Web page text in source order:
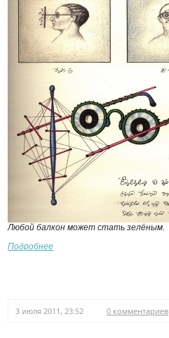
Любой балкон может стать зелёным.
Подробнее
3 июля 2011, 23:52 0 комментариев